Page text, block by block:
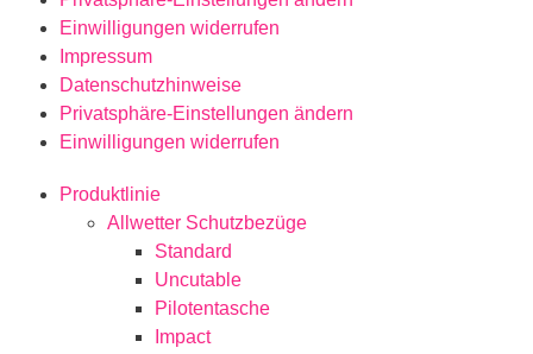
Einwilligungen widerrufen
Impressum
Datenschutzhinweise
Privatsphäre-Einstellungen ändern
Einwilligungen widerrufen
Produktlinie
Allwetter Schutzbezüge
Standard
Uncutable
Pilotentasche
Impact